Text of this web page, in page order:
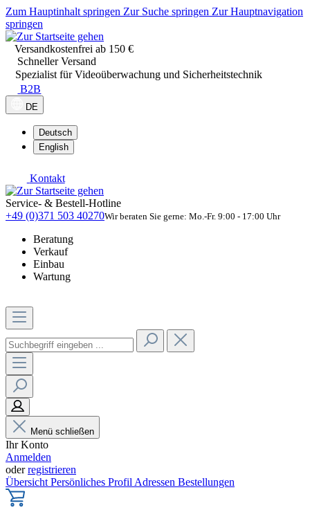
Zum Hauptinhalt springen Zur Suche springen Zur Hauptnavigation
springen
Versandkostenfrei ab 150 €
Schneller Versand
Spezialist für Videoüberwachung und Sicherheitstechnik
B2B
DE
Deutsch
English
Kontakt
Service- & Bestell-Hotline
+49 (0)371 503 40270Wir beraten Sie gerne: Mo.-Fr. 9:00 - 17:00 Uhr
Beratung
Verkauf
Einbau
Wartung
Menü schließen
Ihr Konto
Anmelden
oderregistrieren
Übersicht Persönliches Profil Adressen Bestellungen